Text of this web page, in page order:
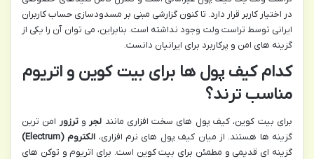
در اختیار کاربر قرار دارد. تا کنون گزارشی مبنی بر مسدودسازی حساب کاربران
ایرانی توسط تراست ولت وجود نداشته است. بنابراین، می توان آن را یکی از
گزینه های امن و پرکاربرد برای ایرانیان دانست.
کدام کیف پول ها برای بیت کوین و اتریوم
مناسب ترند؟
برای بیت کوین، کیف پول های سخت افزاری مانند لجر وترزور امن ترین
گزینه ها هستند. از میان کیف پول های نرم افزاری، الکتروم (Electrum)
گزینه ای قدیمی و مطمئن برای بیت کوین است. برای اتریوم و توکن های